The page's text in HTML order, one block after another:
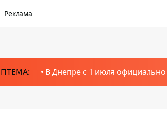
Реклама
В Днепре с 1 июля